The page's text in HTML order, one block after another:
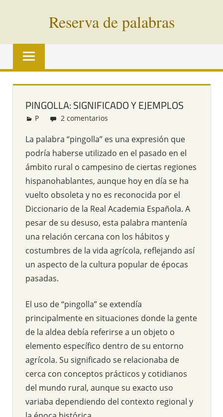
Reserva de palabras
Palabras
vías
todo
mundo
PINGOLLA: SIGNIFICADO Y EJEMPLOS
Redacción
P 2 comentarios
La palabra “pingolla” es una expresión que
podría haberse utilizado en el pasado en el
ámbito rural o campesino de ciertas regiones
hispanohablantes, aunque hoy en día se ha
vuelto obsoleta y no es reconocida por el
Diccionario de la Real Academia Española. A
pesar de su desuso, esta palabra mantenía
una relación cercana con los hábitos y
costumbres de la vida agrícola, reflejando así
un aspecto de la cultura popular de épocas
pasadas.
El uso de “pingolla” se extendía
principalmente en situaciones donde la gente
de la aldea debía referirse a un objeto o
elemento específico dentro de su entorno
agrícola. Su significado se relacionaba de
cerca con conceptos prácticos y cotidianos
del mundo rural, aunque su exacto uso
variaba dependiendo del contexto regional y